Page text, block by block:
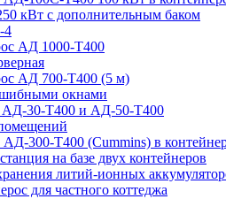
кВт с дополнительным баком
4
АД 1000-Т400
АД 700-Т400 (5 м)
окнами
30-Т400 и АД-50-Т400
300-Т400 (Cummins) в
на базе двух контейнеров
литий-ионных
для частного коттеджа